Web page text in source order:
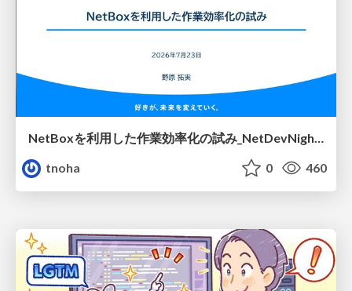
NetBoxを利用した作業効率化の試み_NetDevNight4
tnoha
0 460